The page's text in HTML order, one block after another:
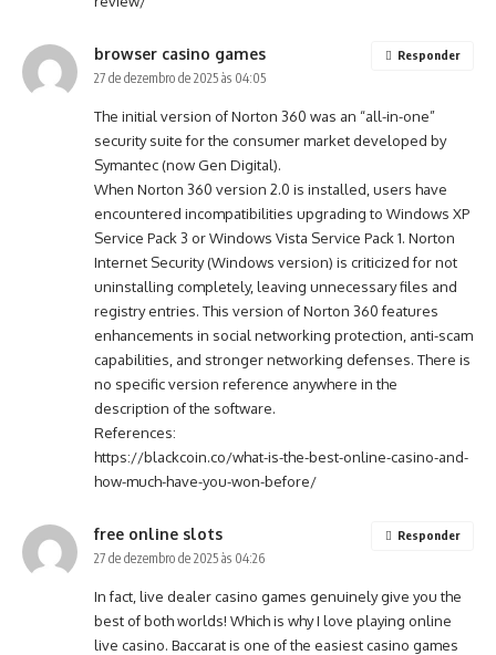
browser casino games
27 de dezembro de 2025 às 04:05
The initial version of Norton 360 was an “all-in-one”
security suite for the consumer market developed by
Symantec (now Gen Digital).
When Norton 360 version 2.0 is installed, users have
encountered incompatibilities upgrading to Windows XP
Service Pack 3 or Windows Vista Service Pack 1. Norton
Internet Security (Windows version) is criticized for not
uninstalling completely, leaving unnecessary files and
registry entries. This version of Norton 360 features
enhancements in social networking protection, anti-scam
capabilities, and stronger networking defenses. There is
no specific version reference anywhere in the
description of the software.
References:
https://blackcoin.co/what-is-the-best-online-casino-and-
how-much-have-you-won-before/
Responder
free online slots
27 de dezembro de 2025 às 04:26
In fact, live dealer casino games genuinely give you the
best of both worlds! Which is why I love playing online
live casino. Baccarat is one of the easiest casino games
Responder